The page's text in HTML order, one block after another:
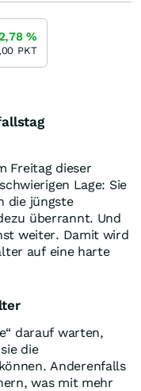
Freitag dieser
Lage: Sie
die jüngste
überrannt. Und
weiter. Damit wird
auf eine harte
darauf warten,
die
Anderenfalls
was mit mehr
%
PKT